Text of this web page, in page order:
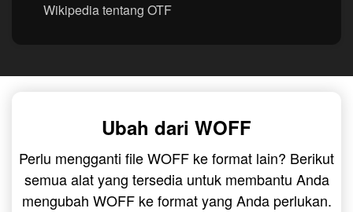
Wikipedia tentang OTF
Ubah dari WOFF
Perlu mengganti file WOFF ke format lain? Berikut
semua alat yang tersedia untuk membantu Anda
mengubah WOFF ke format yang Anda perlukan.